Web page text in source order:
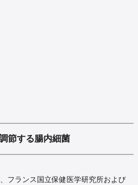
節する腸内細菌
フランス国立保健医学研究所および